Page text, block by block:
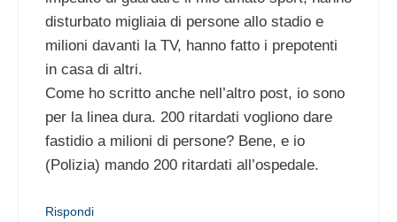
disturbato migliaia di persone allo stadio e
milioni davanti la TV, hanno fatto i prepotenti
in casa di altri.
Come ho scritto anche nell’altro post, io sono
per la linea dura. 200 ritardati vogliono dare
fastidio a milioni di persone? Bene, e io
(Polizia) mando 200 ritardati all’ospedale.
Rispondi